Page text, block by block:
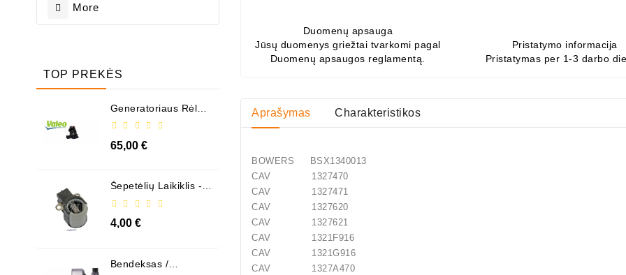
More
TOP PREKĖS
Generatoriaus Rėlė -
65,00 €
Šepetėlių Laikiklis - /
4,00 €
Bendeksas /
Duomenų apsauga
Jūsų duomenys griežtai tvarkomi pagal
Duomenų apsaugos reglamentą.
Pristatymo informacija
Pristatymas per 1-3 darbo
Aprašymas Charakteristikos
BOWERS BSX1340013
CAV 1327470
CAV 1327471
CAV 1327620
CAV 1327621
CAV 1321F916
CAV 1321G916
CAV 1327A470